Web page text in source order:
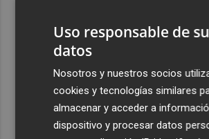
Uso responsable de
datos
Nosotros y nuestros socios
cookies y tecnologías similares
almacenar y acceder a
dispositivo y procesar datos